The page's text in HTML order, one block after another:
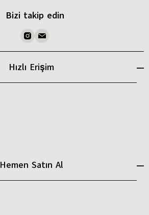
Bizi takip edin
Hızlı Erişim
Hemen Satın Al